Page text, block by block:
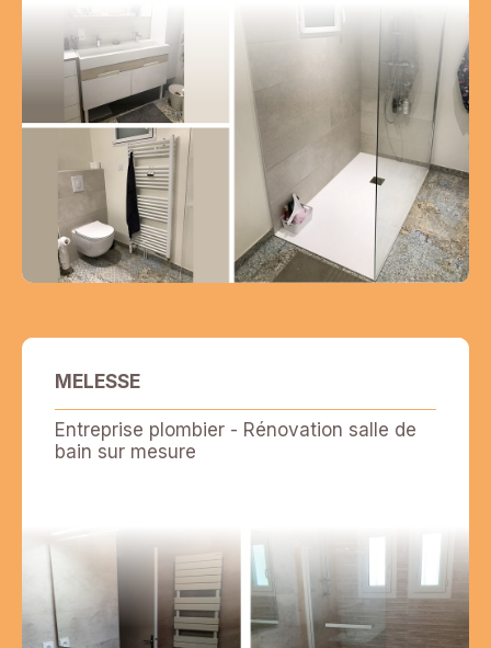
MELESSE
Entreprise plombier - Rénovation salle de
bain sur mesure